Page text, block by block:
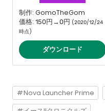
制作: GomoTheGom
価格: 150円→0円 (2020/12/24
時点)
ダウンロード
Nova Launcher Prime